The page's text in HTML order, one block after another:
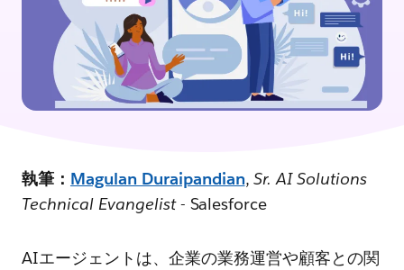
執筆： Magulan Duraipandian,Sr. AI Solutions
Technical Evangelist- Salesforce
AIエージェントは、企業の業務運営や顧客との関